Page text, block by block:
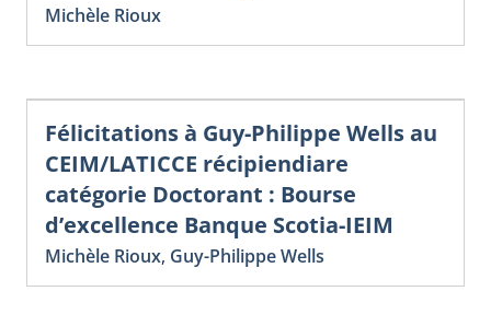
Michèle Rioux
Félicitations à Guy-Philippe Wells au
CEIM/LATICCE récipiendiare
catégorie Doctorant : Bourse
d’excellence Banque Scotia-IEIM
Michèle Rioux, Guy-Philippe Wells